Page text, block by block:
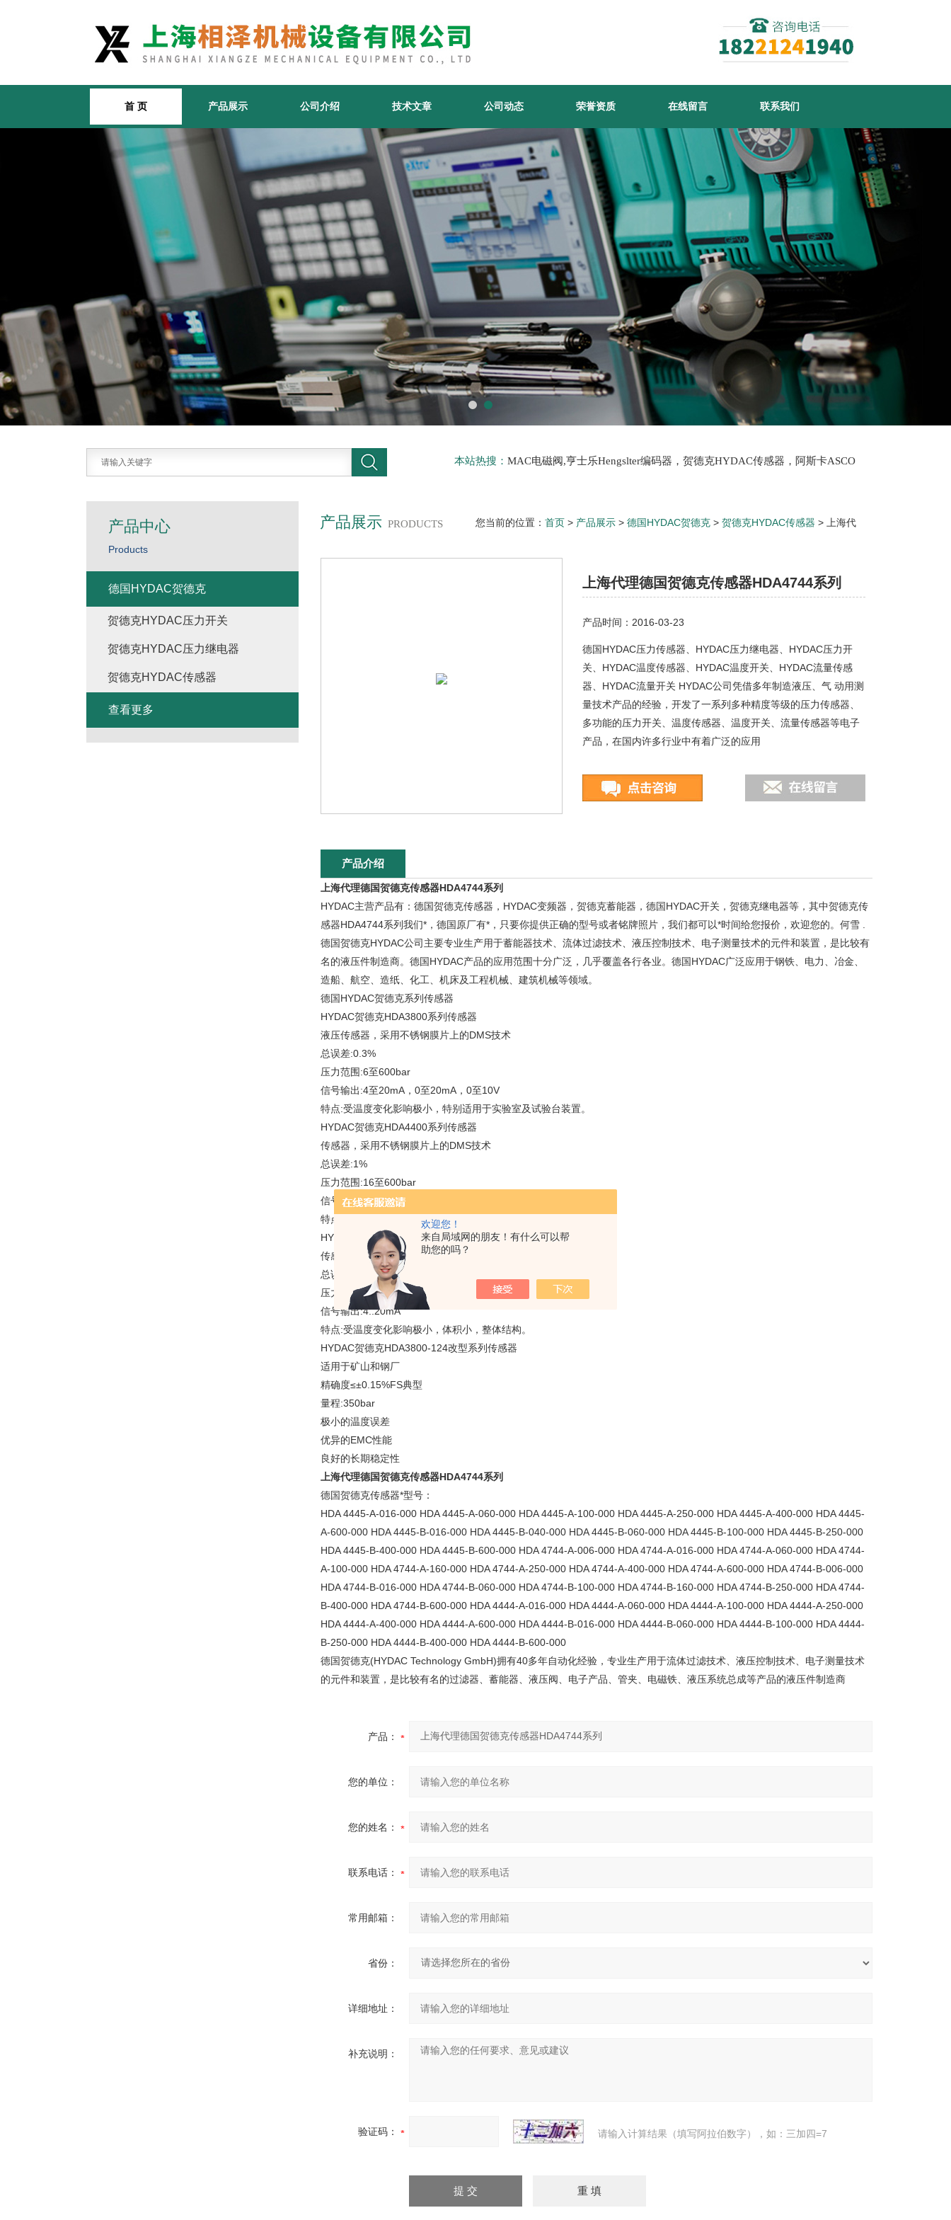
欢迎您！
来自局域网的朋友！有什么可以帮
助您的吗？
首 页 产品展示 公司介绍 技术文章 公司动态 荣誉资质 在线留言 联系我们
本站热搜： MAC电磁阀,亨士乐Hengslter编码器，贺德克HYDAC传感器，阿斯卡ASCO
产品展示 PRODUCTS 您当前的位置： 首页 > 产品展示 > 德国HYDAC贺德克 > 贺德克HYDAC传感器 > 上海代
上海代理德国贺德克传感器HDA4744系列
产品时间：2016-03-23
德国HYDAC压力传感器、HYDAC压力继电器、HYDAC压力开
关、HYDAC温度传感器、HYDAC温度开关、HYDAC流量传感
器、HYDAC流量开关 HYDAC公司凭借多年制造液压、气 动用测
量技术产品的经验，开发了一系列多种精度等级的压力传感器、
多功能的压力开关、温度传感器、温度开关、流量传感器等电子
产品，在国内许多行业中有着广泛的应用
产品介绍
上海代理德国贺德克传感器HDA4744系列
HYDAC主营产品有：德国贺德克传感器，HYDAC变频器，贺德克蓄能器，德国HYDAC开关，贺德克继电器等，其中贺德克传
感器HDA4744系列我们*，德国原厂有*，只要你提供正确的型号或者铭牌照片，我们都可以*时间给您报价，欢迎您的。何雪 .
德国贺德克HYDAC公司主要专业生产用于蓄能器技术、流体过滤技术、液压控制技术、电子测量技术的元件和装置，是比较有
名的液压件制造商。德国HYDAC产品的应用范围十分广泛，几乎覆盖各行各业。德国HYDAC广泛应用于钢铁、电力、冶金、
造船、航空、造纸、化工、机床及工程机械、建筑机械等领域。
德国HYDAC贺德克系列传感器
HYDAC贺德克HDA3800系列传感器
液压传感器，采用不锈钢膜片上的DMS技术
总误差:0.3%
压力范围:6至600bar
信号输出:4至20mA，0至20mA，0至10V
特点:受温度变化影响极小，特别适用于实验室及试验台装置。
HYDAC贺德克HDA4400系列传感器
传感器，采用不锈钢膜片上的DMS技术
总误差:1%
压力范围:16至600bar
信号输出:4至20mA
特点:体积小，重量轻。
HYDAC贺德克HDA4700系列传感器
传感器，采用不锈钢膜片上的DMS技术
总误差:0.5%
压力范围:6至600bar
信号输出:4..20mA
特点:受温度变化影响极小，体积小，整体结构。
HYDAC贺德克HDA3800-124改型系列传感器
适用于矿山和钢厂
精确度≤±0.15%FS典型
量程:350bar
极小的温度误差
优异的EMC性能
良好的长期稳定性
上海代理德国贺德克传感器HDA4744系列
德国贺德克传感器*型号：
HDA 4445-A-016-000 HDA 4445-A-060-000 HDA 4445-A-100-000 HDA 4445-A-250-000 HDA 4445-A-400-000 HDA 4445-
A-600-000 HDA 4445-B-016-000 HDA 4445-B-040-000 HDA 4445-B-060-000 HDA 4445-B-100-000 HDA 4445-B-250-000
HDA 4445-B-400-000 HDA 4445-B-600-000 HDA 4744-A-006-000 HDA 4744-A-016-000 HDA 4744-A-060-000 HDA 4744-
A-100-000 HDA 4744-A-160-000 HDA 4744-A-250-000 HDA 4744-A-400-000 HDA 4744-A-600-000 HDA 4744-B-006-000
HDA 4744-B-016-000 HDA 4744-B-060-000 HDA 4744-B-100-000 HDA 4744-B-160-000 HDA 4744-B-250-000 HDA 4744-
B-400-000 HDA 4744-B-600-000 HDA 4444-A-016-000 HDA 4444-A-060-000 HDA 4444-A-100-000 HDA 4444-A-250-000
HDA 4444-A-400-000 HDA 4444-A-600-000 HDA 4444-B-016-000 HDA 4444-B-060-000 HDA 4444-B-100-000 HDA 4444-
B-250-000 HDA 4444-B-400-000 HDA 4444-B-600-000
德国贺德克(HYDAC Technology GmbH)拥有40多年自动化经验，专业生产用于流体过滤技术、液压控制技术、电子测量技术
的元件和装置，是比较有名的过滤器、蓄能器、液压阀、电子产品、管夹、电磁铁、液压系统总成等产品的液压件制造商
产品：
您的单位：
您的姓名：
联系电话：
常用邮箱：
省份：
详细地址：
补充说明：
验证码： 请输入计算结果（填写阿拉伯数字），如：三加四=7
产品中心
Products
德国HYDAC贺德克
贺德克HYDAC压力开关
贺德克HYDAC压力继电器
贺德克HYDAC传感器
查看更多